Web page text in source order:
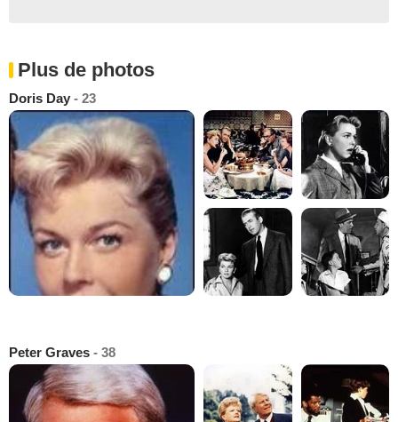
Plus de photos
Doris Day - 23
Peter Graves - 38